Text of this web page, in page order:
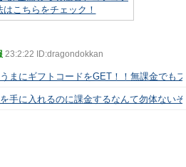
こちらをチェック！
23:2:22 ID:dragondokkan
まにギフトコードをGET！！無課金でも
手に入れるのに課金するなんて勿体ない